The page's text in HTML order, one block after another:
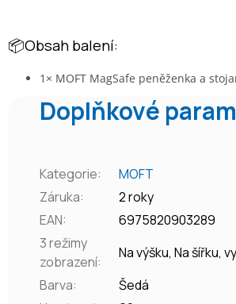
📦Obsah balení:
1× MOFT MagSafe peněženka a
Doplňkové
Kategorie:
MOFT
Záruka:
2 roky
EAN:
6975820903289
3 režimy
zobrazení:
Na výšku, Na šířku,
Barva:
Šedá